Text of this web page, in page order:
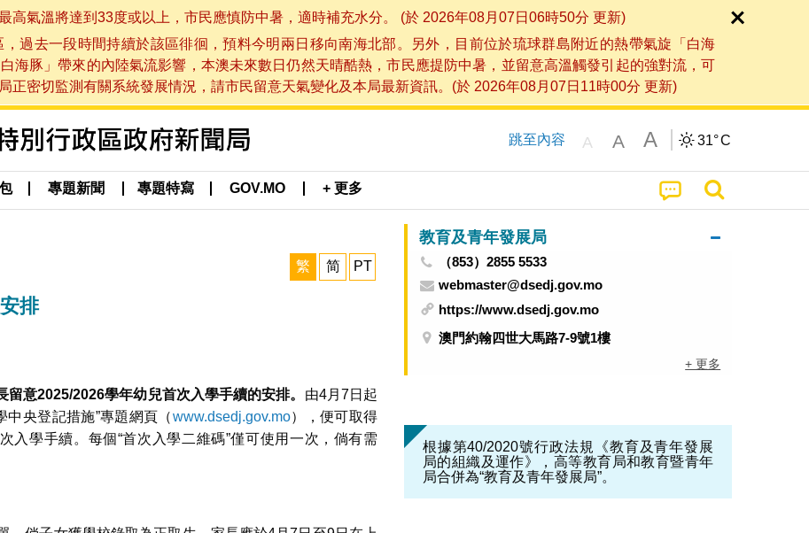
高氣溫將達到33度或以上，市民應慎防中暑，適時補充水分。 (於 2026年08月07日06時50分 更新)
過去一段時間持續於該區徘徊，預料今明兩日移向南海北部。另外，目前位於琉球群島附近的熱帶氣旋「白海
海豚」帶來的內陸氣流影響，本澳未來數日仍然天晴酷熱，市民應提防中暑，並留意高溫觸發引起的強對流，可
正密切監測有關系統發展情況，請市民留意天氣變化及本局最新資訊。(於 2026年08月07日11時00分 更新)
跳至內容 A A A 31°C
專題新聞 專題特寫 GOV.MO + 更多
繁 简 PT
排
留意2025/2026學年幼兒首次入學手續的安排。 由4月7日起
央登記措施”專題網頁（www.dsedj.gov.mo），便可取得
入學手續。每個“首次入學二維碼”僅可使用一次，倘有需
教育及青年發展局
（853）2855 5533
webmaster@dsedj.gov.mo
https://www.dsedj.gov.mo
澳門約翰四世大馬路7-9號1樓
+ 更多
根據第40/2020號行政法規《教育及青年發展
局的組織及運作》，高等教育局和教育暨青年
局合併為“教育及青年發展局”。